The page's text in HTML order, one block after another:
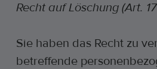
Recht auf Löschung (Art.
Sie haben das Recht zu
betreffende